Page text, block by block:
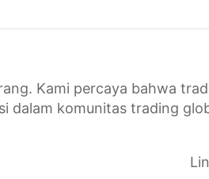
Kami percaya bahwa
dalam komunitas trading